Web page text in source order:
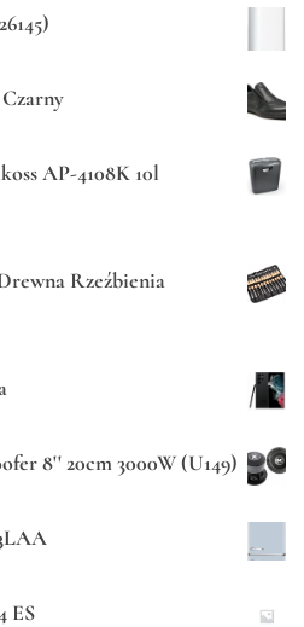
AP-4108K 10l
Rzeźbienia
8'' 20cm 3000W (U149)
ES